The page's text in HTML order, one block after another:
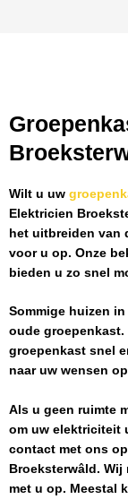
Wilt u uw
Elektricien
het uitbreiden van
voor u op. Onze
bieden u zo snel
Sommige huizen
oude groepenkast.
groepenkast snel
naar uw wensen
Als u geen ruimte
om uw elektriciteit
contact met ons
Broeksterwâld . Wij
met u op. Meestal